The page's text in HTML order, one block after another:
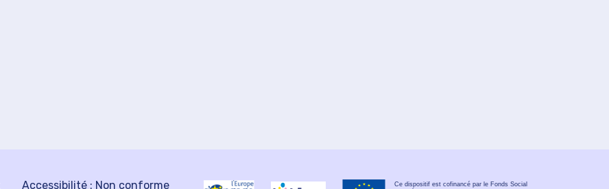
Accessibilité : Non conforme
Ce dispositif est cofinancé par le Fonds Social